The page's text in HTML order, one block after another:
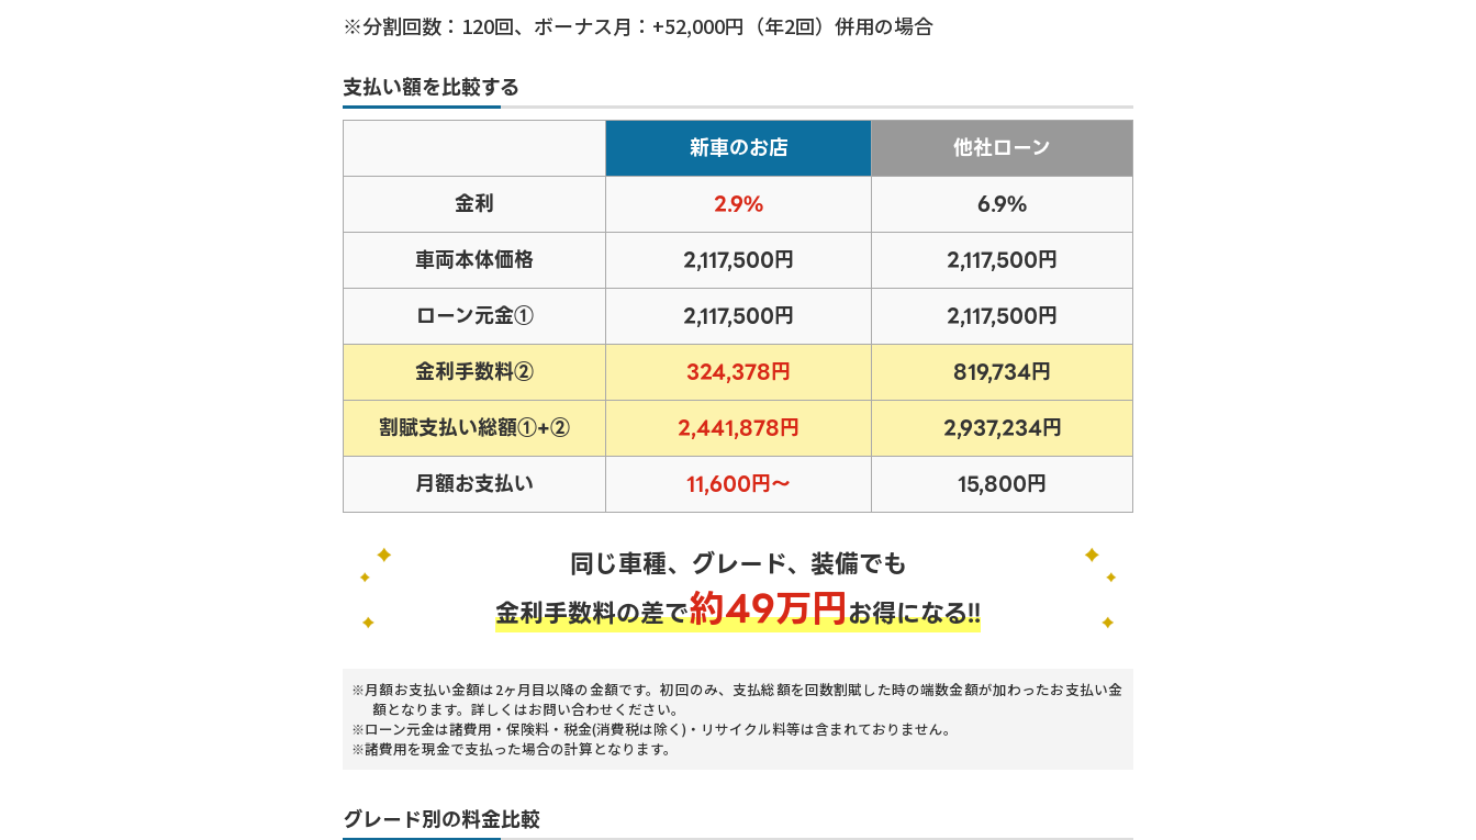
※分割回数： 120回、ボーナス月：+52,000円（年2回）併用の場合
支払い額を比較する
新車のお店
他社ローン
金利
2.9%
6.9%
車両本体価格
2,117,500円
2,117,500円
ローン元金①
2,117,500円
2,117,500円
金利手数料②
324,378円
819,734円
割賦支払い総額①+②
2,441,878円
2,937,234円
月額お支払い
11,600円～ 15,800円
同じ車種、グレード、装備でも
金利手数料の差で約49万円お得になる!!
月額お支払い金額は2ヶ月目以降の金額です。初回のみ、支払総額を回数割賦した時の端数金額が加わったお支払い金
額となります。詳しくはお問い合わせください。
ローン元金は諸費用・保険料・税金(消費税は除く)・リサイクル料等は含まれておりません。
諸費用を現金で支払った場合の計算となります。
グレード別の料金比較